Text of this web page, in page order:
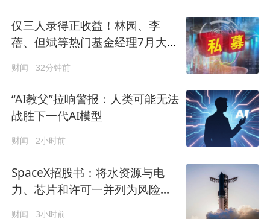
仅三人录得正收益！林园、李
蓓、但斌等热门基金经理7月大分
财闻 32分钟前
“AI教父”拉响警报：人类可能无法
战胜下一代AI模型
财闻 2小时前
SpaceX招股书：将水资源与电
力、芯片和许可一并列为风险因
财闻 3小时前